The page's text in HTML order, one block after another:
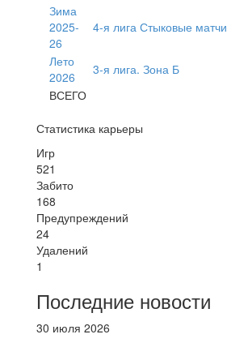
Зима
2025-
26
4-я лига Стыковые матчи
Лето
2026
3-я лига. Зона Б
ВСЕГО
Статистика карьеры
Игр
521
Забито
168
Предупреждений
24
Удалений
1
Последние новости
30 июля 2026